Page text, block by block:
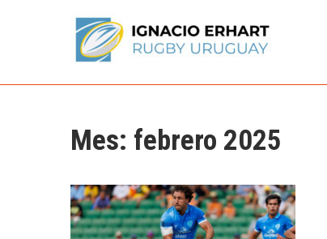
Ignacio Erhart
Rugby Uruguay
Mes: febrero 2025